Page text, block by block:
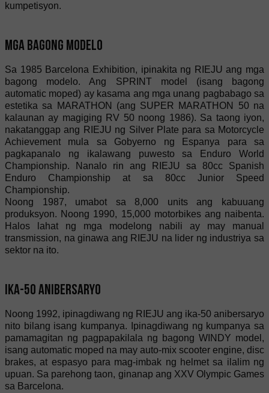
kumpetisyon.
Mga bagong modelo
Sa 1985 Barcelona Exhibition, ipinakita ng RIEJU ang mga
bagong modelo. Ang SPRINT model (isang bagong
automatic moped) ay kasama ang mga unang pagbabago sa
estetika sa MARATHON (ang SUPER MARATHON 50 na
kalaunan ay magiging RV 50 noong 1986). Sa taong iyon,
nakatanggap ang RIEJU ng Silver Plate para sa Motorcycle
Achievement mula sa Gobyerno ng Espanya para sa
pagkapanalo ng ikalawang puwesto sa Enduro World
Championship. Nanalo rin ang RIEJU sa 80cc Spanish
Enduro Championship at sa 80cc Junior Speed
Championship.
Noong 1987, umabot sa 8,000 units ang kabuuang
produksyon. Noong 1990, 15,000 motorbikes ang naibenta.
Halos lahat ng mga modelong nabili ay may manual
transmission, na ginawa ang RIEJU na lider ng industriya sa
sektor na ito.
Ika-50 Anibersaryo
Noong 1992, ipinagdiwang ng RIEJU ang ika-50 anibersaryo
nito bilang isang kumpanya. Ipinagdiwang ng kumpanya sa
pamamagitan ng pagpapakilala ng bagong WINDY model,
isang automatic moped na may auto-mix scooter engine, disc
brakes, at espasyo para mag-imbak ng helmet sa ilalim ng
upuan. Sa parehong taon, ginanap ang XXV Olympic Games
sa Barcelona.